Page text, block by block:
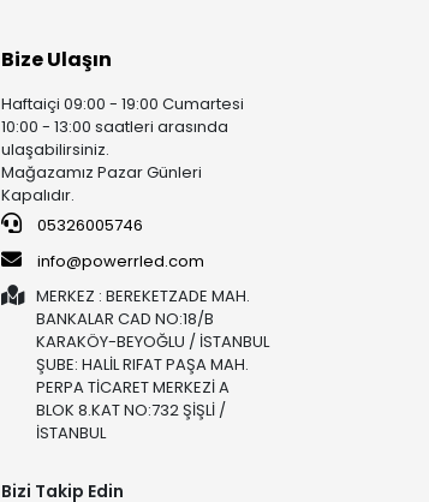
Bize Ulaşın
Haftaiçi 09:00 - 19:00 Cumartesi
10:00 - 13:00 saatleri arasında
ulaşabilirsiniz.
Mağazamız Pazar Günleri
Kapalıdır.
05326005746
info@powerrled.com
MERKEZ : BEREKETZADE MAH.
BANKALAR CAD NO:18/B
KARAKÖY-BEYOĞLU / İSTANBUL
ŞUBE: HALİL RIFAT PAŞA MAH.
PERPA TİCARET MERKEZİ A
BLOK 8.KAT NO:732 ŞİŞLİ /
İSTANBUL
Bizi Takip Edin